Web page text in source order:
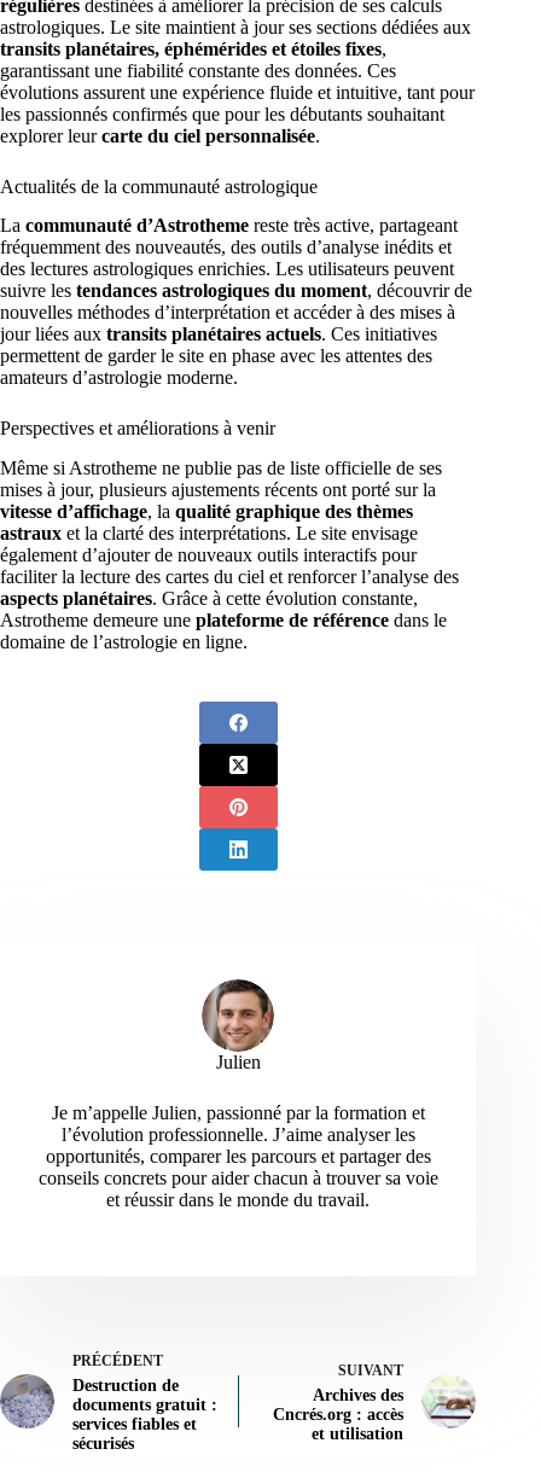
régulières destinées à améliorer la précision de ses calculs
astrologiques. Le site maintient à jour ses sections dédiées aux
transits planétaires, éphémérides et étoiles fixes,
garantissant une fiabilité constante des données. Ces
évolutions assurent une expérience fluide et intuitive, tant pour
les passionnés confirmés que pour les débutants souhaitant
explorer leurcarte du ciel personnalisée.
Actualités de la communauté astrologique
La communauté d’Astrotheme reste très active, partageant
fréquemment des nouveautés, des outils d’analyse inédits et
des lectures astrologiques enrichies. Les utilisateurs peuvent
suivre les tendances astrologiques du moment, découvrir de
nouvelles méthodes d’interprétation et accéder à des mises à
jour liées aux transits planétaires actuels. Ces initiatives
permettent de garder le site en phase avec les attentes des
amateurs d’astrologie moderne.
Perspectives et améliorations à venir
Même si Astrotheme ne publie pas de liste officielle de ses
mises à jour, plusieurs ajustements récents ont porté sur la
vitesse d’affichage, la qualité graphique des thèmes
astraux et la clarté des interprétations. Le site envisage
également d’ajouter de nouveaux outils interactifs pour
faciliter la lecture des cartes du ciel et renforcer l’analyse des
aspects planétaires. Grâce à cette évolution constante,
Astrotheme demeure une plateforme de référence dans le
domaine de l’astrologie en ligne.
Julien
Je m’appelle Julien, passionné par la formation et
l’évolution professionnelle. J’aime analyser les
opportunités, comparer les parcours et partager des
conseils concrets pour aider chacun à trouver sa voie
et réussir dans le monde du travail.
PRÉCÉDENT
Destruction de
documents gratuit :
services fiables et
sécurisés
SUIVANT
Archives des
Cncrés.org : accès
et utilisation